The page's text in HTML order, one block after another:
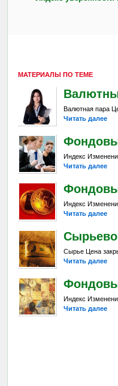
МАТЕРИАЛЫ ПО ТЕМЕ
Валютная пара
Читать далее
Индекс
Читать далее
Индекс
Читать далее
Сырье Цена
Читать далее
Индекс
Читать далее